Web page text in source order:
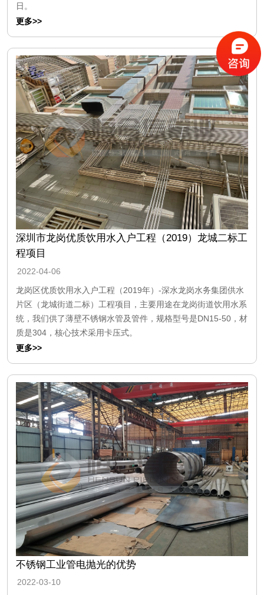
日。
更多>>
深圳市龙岗优质饮用水入户工程（2019）龙城二标工
程项目
2022-04-06
龙岗区优质饮用水入户工程（2019年）-深水龙岗水务集团供水
片区（龙城街道二标）工程项目，主要用途在龙岗街道饮用水系
统，我们供了薄壁不锈钢水管及管件，规格型号是DN15-50，材
质是304，核心技术采用卡压式。
更多>>
不锈钢工业管电抛光的优势
2022-03-10